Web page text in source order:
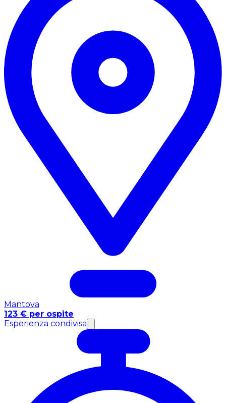
Mantova
123 € per ospite
Esperienza condivisa